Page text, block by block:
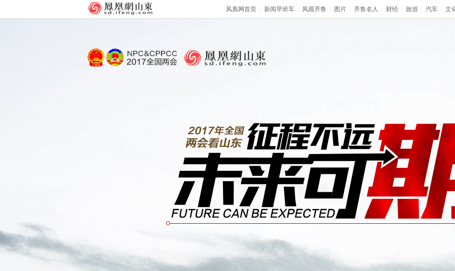
凤凰网首页 新闻早班车 凤观齐鲁 图片 齐鲁名人 财经 旅游 汽车 文